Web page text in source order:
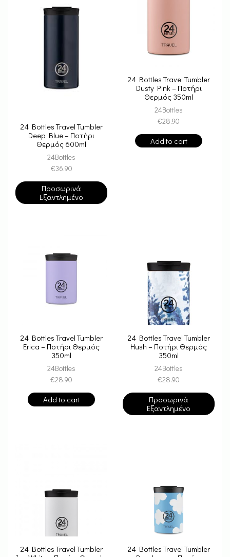
24 Bottles Travel Tumbler
Deep Blue – Ποτήρι
Θερμός 600ml
24Bottles
€36.90
Προσωρινά
Εξαντλημένο
24 Bottles Travel Tumbler
Dusty Pink – Ποτήρι
Θερμός 350ml
24Bottles
€28.90
Add to cart
24 Bottles Travel Tumbler
Erica – Ποτήρι Θερμός
350ml
24Bottles
€28.90
Add to cart
24 Bottles Travel Tumbler
Hush – Ποτήρι Θερμός
350ml
24Bottles
€28.90
Προσωρινά
Εξαντλημένο
24 Bottles Travel Tumbler
24 Bottles Travel Tumbler